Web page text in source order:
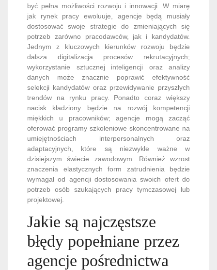
być pełna możliwości rozwoju i innowacji. W miarę
jak rynek pracy ewoluuje, agencje będą musiały
dostosować swoje strategie do zmieniających się
potrzeb zarówno pracodawców, jak i kandydatów.
Jednym z kluczowych kierunków rozwoju będzie
dalsza digitalizacja procesów rekrutacyjnych;
wykorzystanie sztucznej inteligencji oraz analizy
danych może znacznie poprawić efektywność
selekcji kandydatów oraz przewidywanie przyszłych
trendów na rynku pracy. Ponadto coraz większy
nacisk kładziony będzie na rozwój kompetencji
miękkich u pracowników; agencje mogą zacząć
oferować programy szkoleniowe skoncentrowane na
umiejętnościach interpersonalnych oraz
adaptacyjnych, które są niezwykle ważne w
dzisiejszym świecie zawodowym. Również wzrost
znaczenia elastycznych form zatrudnienia będzie
wymagał od agencji dostosowania swoich ofert do
potrzeb osób szukających pracy tymczasowej lub
projektowej.
Jakie są najczęstsze
błędy popełniane przez
agencje pośrednictwa